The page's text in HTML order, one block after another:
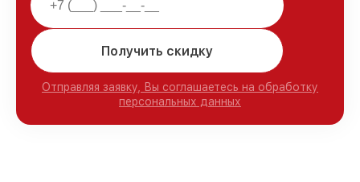
Получить скидку
Отправляя заявку, Вы соглашаетесь на обработку
персональных данных